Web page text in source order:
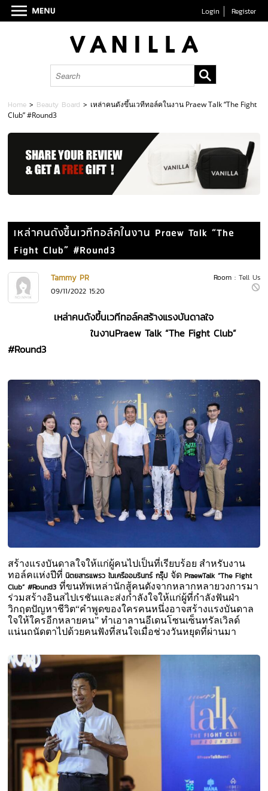
Login Register
Home > Beauty Board > เหล่าคนดังขึ้นเวทีทอล์คในงาน Praew Talk “The Fight
Club” #Round3
เหล่าคนดังขึ้นเวทีทอล์คในงาน Praew Talk “The
Fight Club” #Round3
Room : Tell Us
Tammy PR
09/11/2022 15:20
เหล่าคนดังขึ้นเวทีทอล์คสร้างแรงบันดาลใจ
ในงานPraew Talk“The Fight Club”
#Round3
สร้างแรงบันดาลใจให้แก่ผู้คนไปเป็นที่เรียบร้อย สำหรับงาน
ทอล์คแห่งปีที่นิตยสารแพรว ในเครืออมรินทร์ กรุ๊ป จัดPraewTalk “The Fight
Club” #Round3ที่ขนทัพเหล่านักสู้คนดังจากหลากหลายวงการมา
ร่วมสร้างอินสไปเรชันและส่งกำลังใจให้แก่ผู้ที่กำลังฟันฝ่า
วิกฤตปัญหาชีวิต“คำพูดของใครคนหนึ่งอาจสร้างแรงบันดาล
ใจให้ใครอีกหลายคน” ทำเอาลานอีเดนโซนเซ็นทรัลเวิลด์
แน่นถนัดตาไปด้วยคนฟังที่สนใจเมื่อช่วงวันหยุดที่ผ่านมา